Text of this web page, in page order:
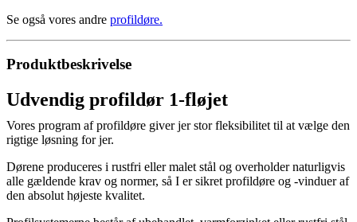
Se også vores andre profildøre.
Produktbeskrivelse
Udvendig profildør 1-fløjet
Vores program af profildøre giver jer stor fleksibilitet til at vælge den
rigtige løsning for jer.
Dørene produceres i rustfri eller malet stål og overholder naturligvis
alle gældende krav og normer, så I er sikret profildøre og -vinduer af
den absolut højeste kvalitet.